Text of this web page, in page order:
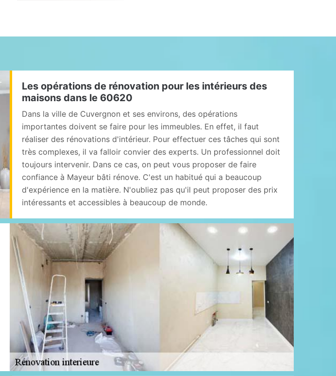
Les opérations de rénovation pour les intérieurs des
maisons dans le 60620
Dans la ville de Cuvergnon et ses environs, des opérations
importantes doivent se faire pour les immeubles. En effet, il faut
réaliser des rénovations d'intérieur. Pour effectuer ces tâches qui sont
très complexes, il va falloir convier des experts. Un professionnel doit
toujours intervenir. Dans ce cas, on peut vous proposer de faire
confiance à Mayeur bâti rénove. C'est un habitué qui a beaucoup
d'expérience en la matière. N'oubliez pas qu'il peut proposer des prix
intéressants et accessibles à beaucoup de monde.